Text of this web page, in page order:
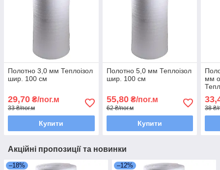
Полотно 3,0 мм Теплоізол
шир. 100 см
29,70 ₴/пог.м
33 ₴/пог.м
Купити
Полотно 5,0 мм Теплоізол
шир. 100 см
55,80₴/пог.м
62 ₴/пог.м
Купити
мм
38 ₴/
Акційні пропозиції та новинки
–18% –12%